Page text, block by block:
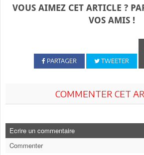
VOUS AIMEZ CET ARTICLE ?
VOS AMIS !
PARTAGER TWEETER
COMMENTER CET
Ecrire un commentaire
Commenter